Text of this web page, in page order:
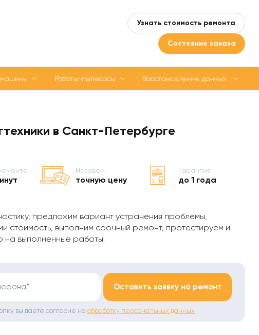
Узнать стоимость ремонта
Состояние заказа
Роботы-пылесосы Восстановление данных
в Санкт-Петербурге
Назовем
точную цену
Гарантия
до 1 года
предложим вариант устранения проблемы,
стоимость, выполним срочный ремонт, протестируем и
на выполненные работы.
Оставить заявку на ремонт
вы даете согласие на обработку персональных данных